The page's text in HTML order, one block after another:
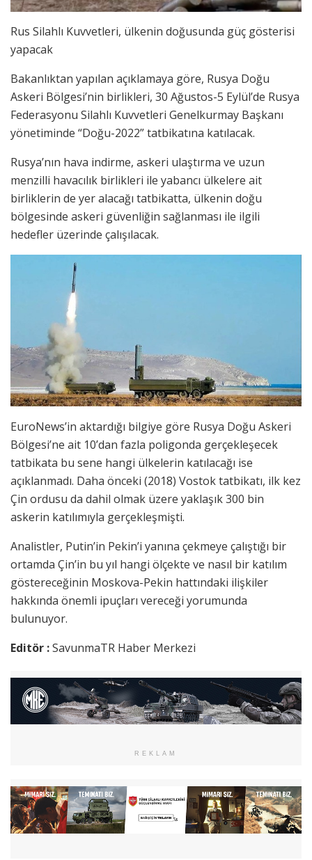
Rus Silahlı Kuvvetleri, ülkenin doğusunda güç gösterisi
yapacak
Bakanlıktan yapılan açıklamaya göre, Rusya Doğu
Askeri Bölgesi’nin birlikleri, 30 Ağustos-5 Eylül’de Rusya
Federasyonu Silahlı Kuvvetleri Genelkurmay Başkanı
yönetiminde “Doğu-2022” tatbikatına katılacak.
Rusya’nın hava indirme, askeri ulaştırma ve uzun
menzilli havacılık birlikleri ile yabancı ülkelere ait
birliklerin de yer alacağı tatbikatta, ülkenin doğu
bölgesinde askeri güvenliğin sağlanması ile ilgili
hedefler üzerinde çalışılacak.
EuroNews’in aktardığı bilgiye göre Rusya Doğu Askeri
Bölgesi’ne ait 10’dan fazla poligonda gerçekleşecek
tatbikata bu sene hangi ülkelerin katılacağı ise
açıklanmadı. Daha önceki (2018) Vostok tatbikatı, ilk kez
Çin ordusu da dahil olmak üzere yaklaşık 300 bin
askerin katılımıyla gerçekleşmişti.
Analistler, Putin’in Pekin’i yanına çekmeye çalıştığı bir
ortamda Çin’in bu yıl hangi ölçekte ve nasıl bir katılım
göstereceğinin Moskova-Pekin hattındaki ilişkiler
hakkında önemli ipuçları vereceği yorumunda
bulunuyor.
Editör :SavunmaTR Haber Merkezi
REKLAM